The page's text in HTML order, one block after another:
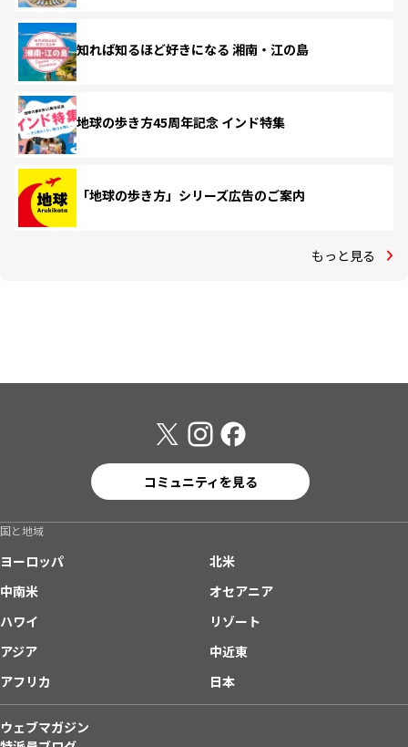
知れば知るほど好きになる 湘南・江の島
地球の歩き方45周年記念 インド特集
「地球の歩き方」シリーズ広告のご案内
もっと見る
コミュニティを見る
国と地域
ヨーロッパ
北米
中南米
オセアニア
ハワイ
リゾート
アジア
中近東
アフリカ
日本
ウェブマガジン